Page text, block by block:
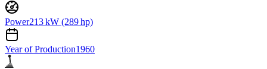
Power213 kW (289 hp)
Year of Production1960